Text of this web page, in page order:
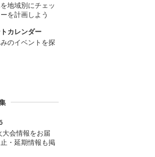
地域別にチェッ
を計画しよう
カレンダー
のイベントを探
会情報をお届
・延期情報も掲